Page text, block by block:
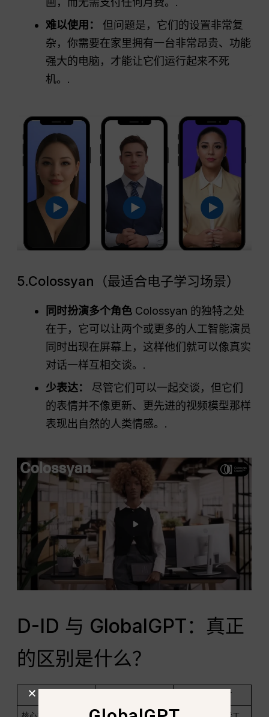
难以使用：
但问题是，它们的设置非常复
杂，你需要在家里拥有一台非常昂贵、功能
强大的电脑，才能让它们运行起来不死
机。.
5.Colossyan（最适合电子学习场景）
同时扮演多个角色 Colossyan 的独特之处
在于，它可以让两个或更多的人工智能演员
同时出现在屏幕上，这样他们就可以像真实
对话一样互相交谈。.
少表达：
尽管它们可以一起交谈，但它们
的表情并不像更新、更先进的视频模型那样
表现出自然的人类情感。.
D-ID 与 GlobalGPT：真正
的区别是什么？
GlobalGPT